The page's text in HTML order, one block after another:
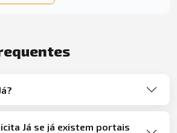
Já se já existem portais